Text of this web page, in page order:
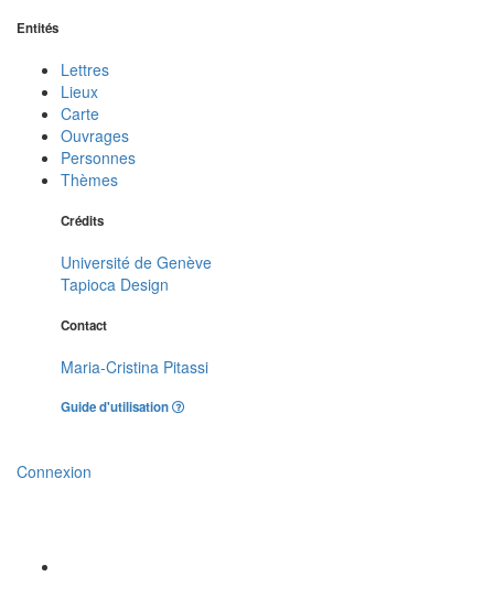
Entités
Lettres
Lieux
Carte
Ouvrages
Personnes
Thèmes
Crédits
Université de Genève
Tapioca Design
Contact
Maria-Cristina Pitassi
Guide d'utilisation
Connexion